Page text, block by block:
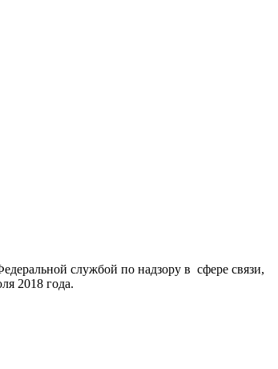
службой по надзору в сфере связи,
2018 года.